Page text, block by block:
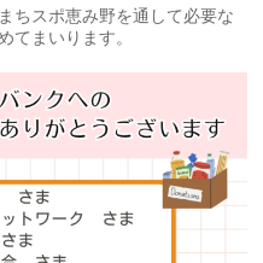
ちスポ恵み野を通して必要な
てまいります。